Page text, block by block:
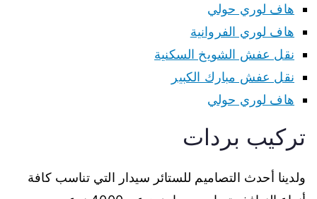
هاف لوري حولي
هاف لوري الفروانية
نقل عفش الشويخ السكنية
نقل عفش مبارك الكبير
هاف لوري حولي
تركيب بردات
ولدينا أحدث التصاميم للستائر سيدار التي تناسب كافة